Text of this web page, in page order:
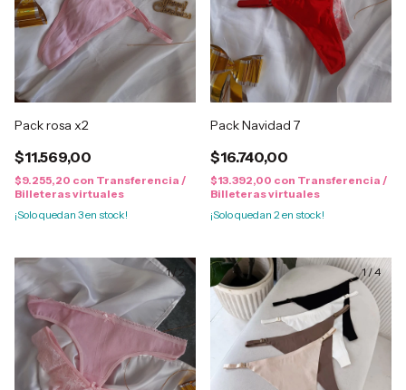
Pack rosa x2
$11.569,00
$9.255,20 con Transferencia /
Billeteras virtuales
¡Solo quedan 3en stock!
Pack Navidad 7
$16.740,00
$13.392,00 con Transferencia /
Billeteras virtuales
¡Solo quedan 2 en stock!
1/ 2 1/4